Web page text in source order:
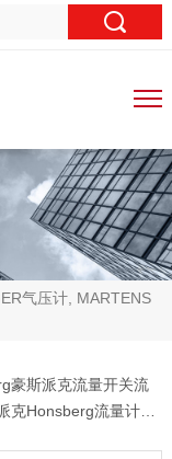
气压计, MARTENS
豪斯派克流量开关流
克Honsberg流量计变